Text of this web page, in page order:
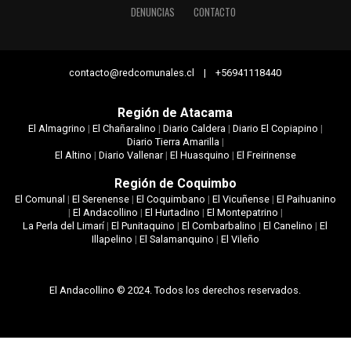
DENUNCIAS
CONTACTO
contacto@redcomunales.cl | +56941118440
Región de Atacama
El Almagrino | El Chañaralino | Diario Caldera| Diario El Copiapino |
Diario Tierra Amarilla|
El Altino | Diario Vallenar| El Huasquino | El Freirinense
Región de Coquimbo
El Comunal | El Serenense| El Coquimbano | El Vicuñense| El Paihuanino
| El Andacollino | El Hurtadino | El Montepatrino |
La Perla del Limarí|El Punitaquino |El Combarbalino |El Canelino |El
Illapelino | El Salamanquino | El Vileño
El Andacollino © 2024. Todos los derechos reservados.